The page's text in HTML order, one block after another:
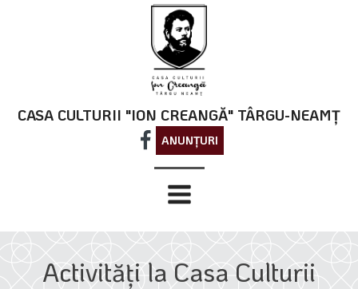
CASA CULTURII "ION CREANGĂ" TÂRGU-NEAMȚ
ANUNȚURI
Activități la Casa Culturii